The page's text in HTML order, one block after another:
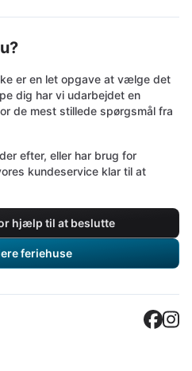
er en let opgave at vælge det
dig har vi udarbejdet en
de mest stillede spørgsmål fra
efter, eller har brug for
kundeservice klar til at
hjælp til at beslutte
feriehuse